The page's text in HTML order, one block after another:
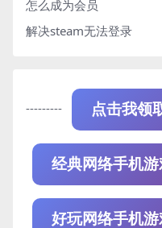
怎么成为会员
解决steam无法登录
--------- 点击我领
经典网络手机游
好玩网络手机游